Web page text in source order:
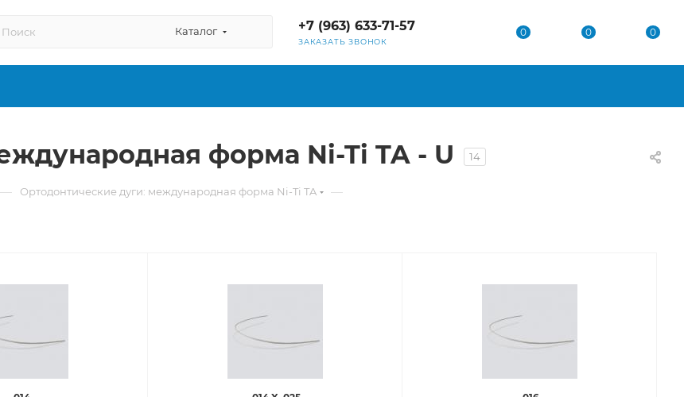
Каталог +7 (963) 633-71-57
ЗАКАЗАТЬ ЗВОНОК
0 0 0
форма Ni-Ti TA - U 14
— Ортодонтические дуги: международная форма Ni-Ti TA —